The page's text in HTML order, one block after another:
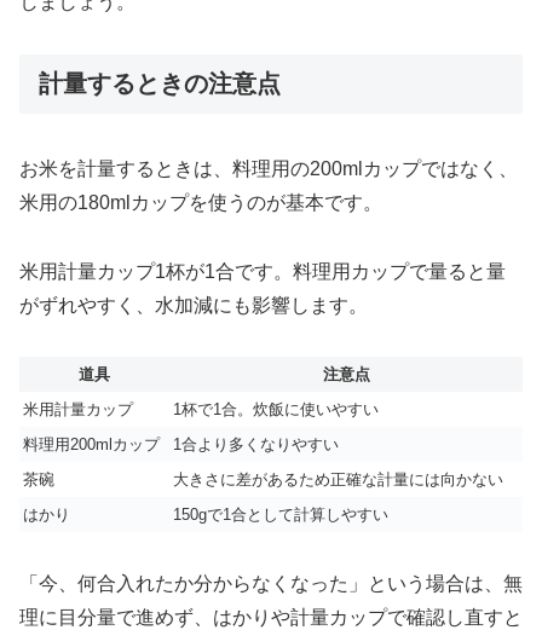
計量するときの注意点
お米を計量するときは、料理用の200mlカップではなく、
米用の180mlカップを使うのが基本です。
米用計量カップ1杯が1合です。料理用カップで量ると量
がずれやすく、水加減にも影響します。
道具
注意点
米用計量カップ
1杯で1合。炊飯に使いやすい
料理用200mlカップ
1合より多くなりやすい
茶碗
大きさに差があるため正確な計量には向かない
はかり
150gで1合として計算しやすい
「今、何合入れたか分からなくなった」という場合は、無
理に目分量で進めず、はかりや計量カップで確認し直すと